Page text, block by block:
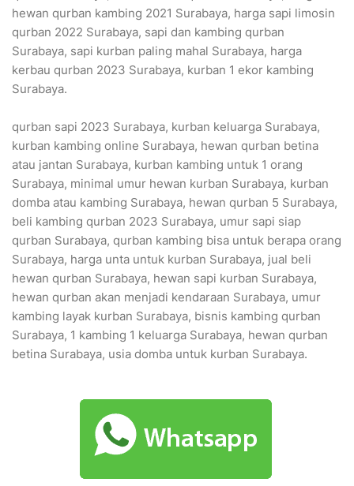
hewan qurban kambing 2021 Surabaya, harga sapi limosin
qurban 2022 Surabaya, sapi dan kambing qurban
Surabaya, sapi kurban paling mahal Surabaya, harga
kerbau qurban 2023 Surabaya, kurban 1 ekor kambing
Surabaya.
qurban sapi 2023 Surabaya, kurban keluarga Surabaya,
kurban kambing online Surabaya, hewan qurban betina
atau jantan Surabaya, kurban kambing untuk 1 orang
Surabaya, minimal umur hewan kurban Surabaya, kurban
domba atau kambing Surabaya, hewan qurban 5 Surabaya,
beli kambing qurban 2023 Surabaya, umur sapi siap
qurban Surabaya, qurban kambing bisa untuk berapa orang
Surabaya, harga unta untuk kurban Surabaya, jual beli
hewan qurban Surabaya, hewan sapi kurban Surabaya,
hewan qurban akan menjadi kendaraan Surabaya, umur
kambing layak kurban Surabaya, bisnis kambing qurban
Surabaya, 1 kambing 1 keluarga Surabaya, hewan qurban
betina Surabaya, usia domba untuk kurban Surabaya.